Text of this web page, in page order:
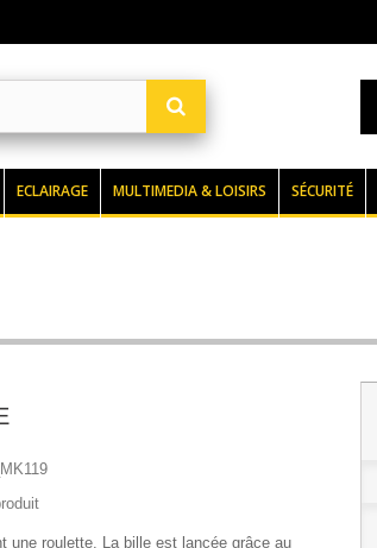
ECLAIRAGE MULTIMEDIA & LOISIRS SÉCURITÉ
une roulette. La bille est lancée grâce au